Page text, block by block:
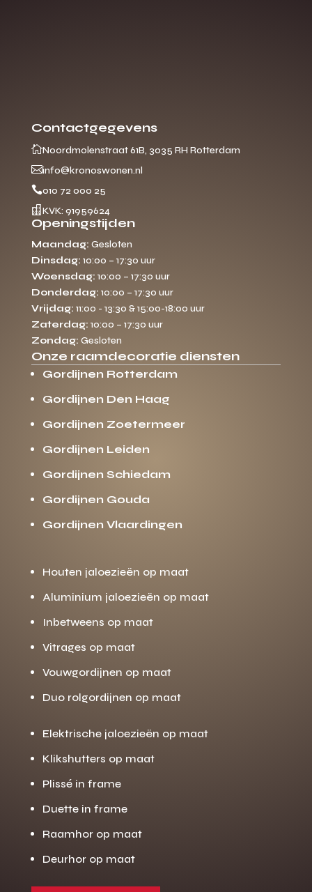
Contactgegevens
Noordmolenstraat 61B, 3035 RH Rotterdam
info@kronoswonen.nl
010 72 000 25
 KVK: 91959624
Openingstijden
Maandag: Gesloten
Dinsdag: 10:00 – 17:30 uur
Woensdag: 10:00 – 17:30 uur
Donderdag: 10:00 – 17:30 uur
Vrijdag: 11:00 - 13:30 & 15:00-18:00 uur
Zaterdag: 10:00 – 17:30 uur
Zondag: Gesloten
Onze raamdecoratie diensten
Gordijnen Rotterdam
Gordijnen Den Haag
Gordijnen Zoetermeer
Gordijnen Leiden
Gordijnen Schiedam
Gordijnen Gouda
Gordijnen Vlaardingen
Houten jaloezieën op maat
Aluminium jaloezieën op maat
Inbetweens op maat
Vitrages op maat
Vouwgordijnen op maat
Duo rolgordijnen op maat
Elektrische jaloezieën op maat
Klikshutters op maat
Plissé in frame
Duette in frame
Raamhor op maat
Deurhor op maat